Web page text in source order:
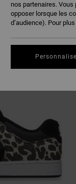
nos partenaires.
opposer lorsque les
d’audience). Pour